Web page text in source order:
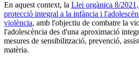
En aquest context, la Llei orgànica 8/
protecció integral a la infància i
violència, amb l'objectiu de combatre la
l'adolescència des d'una aproximació
mesures de sensibilització, prevenció,
matèria.